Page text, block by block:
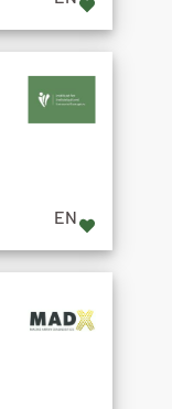
EN